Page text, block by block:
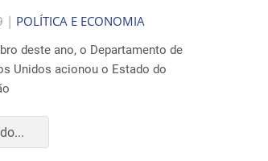
| POLÍTICA E ECONOMIA
deste ano, o Departamento de
Unidos acionou o Estado do